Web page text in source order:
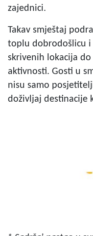
zajednici.
Takav smještaj
toplu dobrodošlicu i
skrivenih lokacija
aktivnosti. Gosti u
nisu samo
doživljaj destinacije